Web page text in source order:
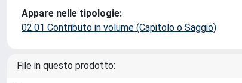
Appare nelle tipologie:
02.01 Contributo in volume (Capitolo o Saggio)
File in questo prodotto: